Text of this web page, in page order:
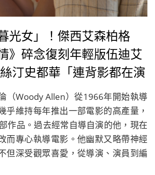
光女」！傑西艾森柏格
》碎念復刻年輕版伍迪艾
汀史都華「連背影都在演
（Woody Allen）從1966年開始執導
乎維持每年推出一部電影的高產量，
作品。過去經常自導自演的他，現在
而專心執導電影。他幽默又略帶神經
但深受觀眾喜愛，從導演、演員到編